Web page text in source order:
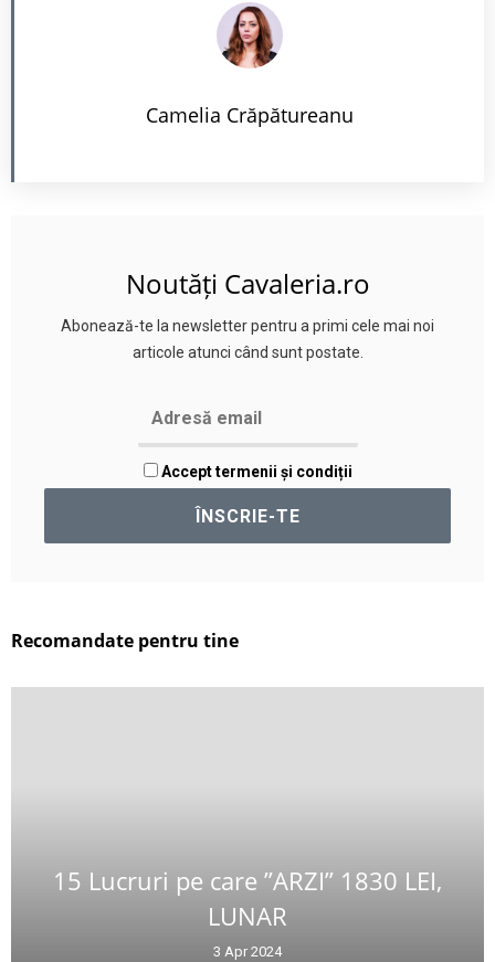
Camelia Crăpătureanu
Noutăți Cavaleria.ro
Abonează-te la newsletter pentru a primi cele mai noi
articole atunci când sunt postate.
Accept termenii și condiții
Recomandate pentru tine
15 Lucruri pe care ”ARZI” 1830 LEI,
LUNAR
3 Apr 2024